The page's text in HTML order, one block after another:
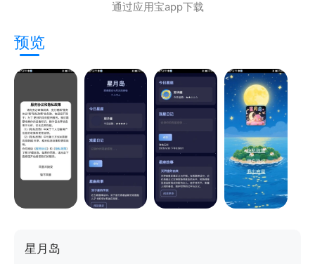
通过应用宝app下载
预览
星月岛